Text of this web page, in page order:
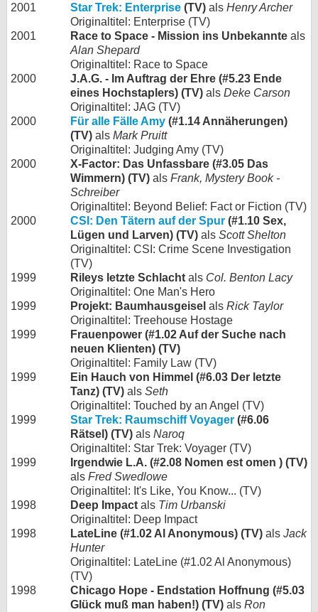
2001
Star Trek: Enterprise (TV) als Henry Archer
Originaltitel: Enterprise (TV)
2001
Race to Space - Mission ins Unbekannte als
Alan Shepard
Originaltitel: Race to Space
2000
J.A.G. - Im Auftrag der Ehre (#5.23 Ende
eines Hochstaplers) (TV) als Deke Carson
Originaltitel: JAG (TV)
2000
Für alle Fälle Amy (#1.14 Annäherungen)
(TV) als Mark Pruitt
Originaltitel: Judging Amy (TV)
2000
X-Factor: Das Unfassbare (#3.05 Das
Wimmern) (TV) als Frank, Mystery Book -
Schreiber
Originaltitel: Beyond Belief: Fact or Fiction (TV)
2000
CSI: Den Tätern auf der Spur (#1.10 Sex,
Lügen und Larven) (TV) als Scott Shelton
Originaltitel: CSI: Crime Scene Investigation
(TV)
1999
Rileys letzte Schlacht als Col. Benton Lacy
Originaltitel: One Man's Hero
1999
Projekt: Baumhausgeisel als Rick Taylor
Originaltitel: Treehouse Hostage
1999
Frauenpower (#1.02 Auf der Suche nach
neuen Klienten) (TV)
Originaltitel: Family Law (TV)
1999
Ein Hauch von Himmel (#6.03 Der letzte
Tanz) (TV) als Seth
Originaltitel: Touched by an Angel (TV)
1999
Star Trek: Raumschiff Voyager (#6.06
Rätsel) (TV) als Naroq
Originaltitel: Star Trek: Voyager (TV)
1999
Irgendwie L.A. (#2.08 Nomen est omen ) (TV)
als Fred Swedlowe
Originaltitel: It's Like, You Know... (TV)
1998
Deep Impact als Tim Urbanski
Originaltitel: Deep Impact
1998
LateLine (#1.02 Al Anonymous) (TV) als Jack
Hunter
Originaltitel: LateLine (#1.02 Al Anonymous)
(TV)
1998
Chicago Hope - Endstation Hoffnung (#5.03
Glück muß man haben!) (TV) als Ron